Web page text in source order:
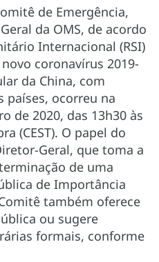
de Emergência,
da OMS, de acordo
Internacional (RSI)
coronavírus 2019-
da China, com
países, ocorreu na
de 2020, das 13h30 às
(CEST). O papel do
Geral, que toma a
de uma
de Importância
também oferece
ou sugere
formais, conforme